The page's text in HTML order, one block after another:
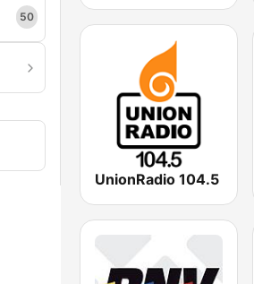
50
UnionRadio 104.5